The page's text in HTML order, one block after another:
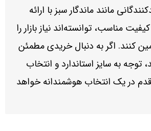
مانند ماندگار سبز با ارائه
مناسب، توانسته‌اند نیاز بازار را
کنند. اگر به دنبال خریدی مطمئن
به سایز استاندارد و انتخاب
قدم در یک انتخاب هوشمندانه خواهد